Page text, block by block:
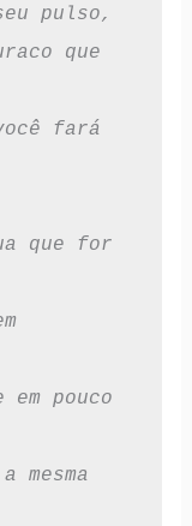
pulso,
que
fará
que for
pouco
mesma